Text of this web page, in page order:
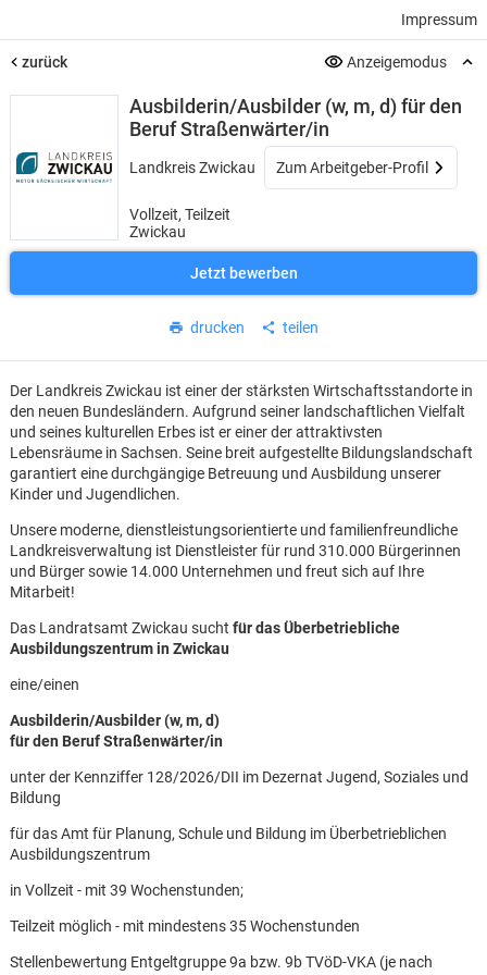
Impressum
zurück Anzeigemodus
Ausbilderin/Ausbilder (w, m, d) für den
Beruf Straßenwärter/in
Landkreis Zwickau Zum Arbeitgeber-Profil
Vollzeit, Teilzeit
Zwickau
Jetzt bewerben
drucken teilen
Der Landkreis Zwickau ist einer der stärksten Wirtschaftsstandorte in
den neuen Bundesländern. Aufgrund seiner landschaftlichen Vielfalt
und seines kulturellen Erbes ist er einer der attraktivsten
Lebensräume in Sachsen. Seine breit aufgestellte Bildungslandschaft
garantiert eine durchgängige Betreuung und Ausbildung unserer
Kinder und Jugendlichen.
Unsere moderne, dienstleistungsorientierte und familienfreundliche
Landkreisverwaltung ist Dienstleister für rund 310.000 Bürgerinnen
und Bürger sowie 14.000 Unternehmen und freut sich auf Ihre
Mitarbeit!
Das Landratsamt Zwickau sucht für das Überbetriebliche
Ausbildungszentrum in Zwickau
eine/einen
Ausbilderin/Ausbilder (w, m, d)
für den Beruf Straßenwärter/in
unter der Kennziffer 128/2026/DII im Dezernat Jugend, Soziales und
Bildung
für das Amt für Planung, Schule und Bildung im Überbetrieblichen
Ausbildungszentrum
in Vollzeit - mit 39 Wochenstunden;
Teilzeit möglich - mit mindestens 35 Wochenstunden
Stellenbewertung Entgeltgruppe 9a bzw. 9b TVöD-VKA (je nach